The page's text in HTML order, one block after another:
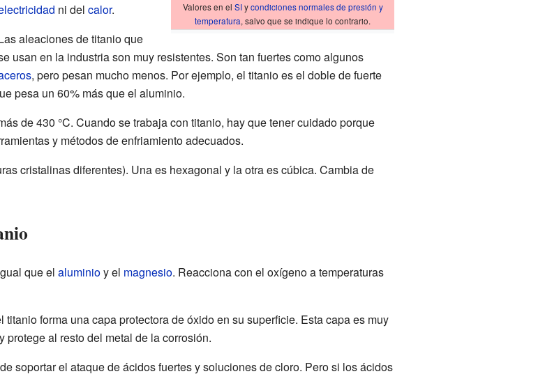
Valores en el SIycondiciones normales de presión y
temperatura, salvo que se indique lo contrario.
ni del calor.
aleaciones de titanio que
usan en la industria son muy resistentes. Son tan fuertes como algunos
, pero pesan mucho menos. Por ejemplo, el titanio es el doble de fuerte
pesa un 60% más que el aluminio.
de 430 °C. Cuando se trabaja con titanio, hay que tener cuidado porque
y métodos de enfriamiento adecuados.
cristalinas diferentes). Una es hexagonal y la otra es cúbica. Cambia de
que el aluminioy el magnesio. Reacciona con el oxígeno a temperaturas
forma una capa protectora de óxido en su superficie. Esta capa es muy
al resto del metal de la corrosión.
soportar el ataque de ácidos fuertes y soluciones de cloro. Pero si los ácidos